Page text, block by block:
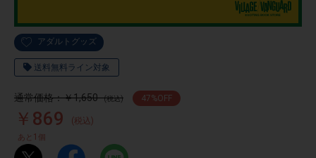
アダルトグッズ
送料無料ライン対象
通常価格：￥1,650 (税込) 47%OFF
￥869 (税込)
あと 1 個